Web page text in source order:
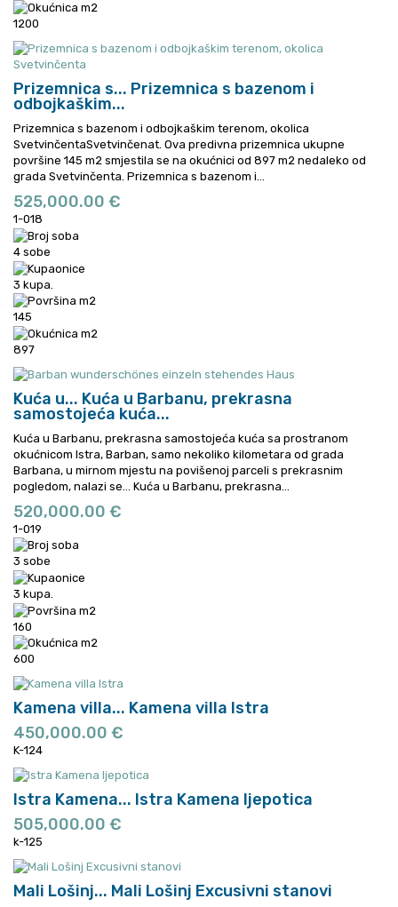
1200
Prizemnica s... Prizemnica s bazenom i
odbojkaškim...
Prizemnica s bazenom i odbojkaškim terenom, okolica
SvetvinčentaSvetvinčenat. Ova predivna prizemnica ukupne
površine 145 m2 smjestila se na okućnici od 897 m2 nedaleko od
grada Svetvinčenta. Prizemnica s bazenom i...
525,000.00 €
1-018
4 sobe
3 kupa.
145
897
Kuća u... Kuća u Barbanu, prekrasna
samostojeća kuća...
Kuća u Barbanu, prekrasna samostojeća kuća sa prostranom
okućnicom Istra, Barban, samo nekoliko kilometara od grada
Barbana, u mirnom mjestu na povišenoj parceli s prekrasnim
pogledom, nalazi se...
Kuća u Barbanu, prekrasna...
520,000.00 €
1-019
3 sobe
3 kupa.
160
600
Kamena villa... Kamena villa Istra
450,000.00 €
K-124
Istra Kamena... Istra Kamena ljepotica
505,000.00 €
k-125
Mali Lošinj... Mali Lošinj Excusivni stanovi